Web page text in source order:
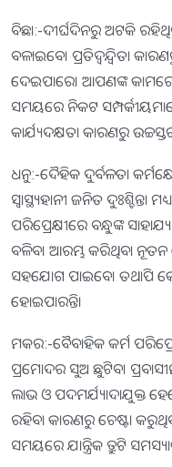
ବିଛା:-ଦୀର୍ଘଦିନରୁ ଅଟକି
ବଳାଇବେ। ପ୍ରତିଦ୍ୱନ୍ଦ୍ୱିତା
ଦେଇପାରେ। ଆପଣଙ୍କ
ସମୟରେ ନିକଟ
କାର୍ଯ୍ୟଦକ୍ଷତା କାରଣରୁ
ଧନୁ:-ଦୈହିକ ଦୁର୍ବଳତା
ସ୍ବାସ୍ଥ୍ୟହାନୀ ଜନିତ
ପରିପ୍ରେକ୍ଷୀରେ ବନ୍ଧୁଙ୍କ
ବଳିବ। ଆରମ୍ଭ କରିଥିବା ନୂତନ
ସହଯୋଗ ପାଇବେ। ତଥାପି
ହୋଇପାରନ୍ତି।
ମକର:-ବୈବାହିକ କର୍ମ
ପ୍ରମୋଦର ସୁଅ ଛୁଟିବ।
ଲାଭ ଓ ପଦମର୍ଯ୍ୟାଦାଯୁକ୍ତ
ରହିବା କାରଣରୁ ଚେଷ୍ଟା
ସମୟରେ ଯାନ୍ତ୍ରିକ ତ୍ରୁଟି